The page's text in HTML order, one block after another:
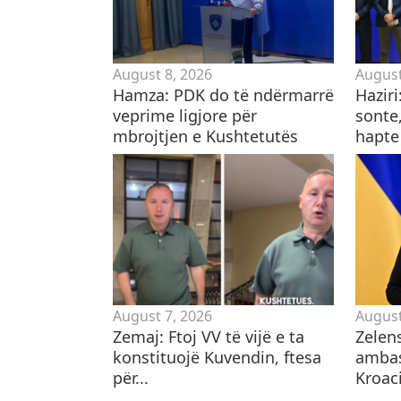
August 8, 2026
Hamza: PDK do të ndërmarrë
veprime ligjore për
mbrojtjen e Kushtetutës
August 7, 2026
Zemaj: Ftoj VV të vijë e ta
konstituojë Kuvendin, ftesa
për...